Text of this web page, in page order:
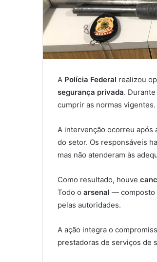
A Polícia Federal realizou
segurança privada.
cumprir as normas vigentes.
A intervenção ocorreu após
do setor. Os responsáveis
mas não atenderam às
Como resultado, houve
Todo o arsenal — composto
pelas autoridades.
A ação integra o
prestadoras de serviços de